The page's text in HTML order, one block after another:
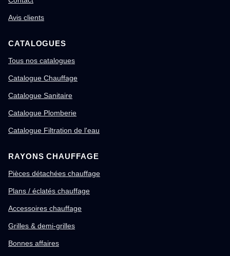
Avis clients
CATALOGUES
Tous nos catalogues
Catalogue Chauffage
Catalogue Sanitaire
Catalogue Plomberie
Catalogue Filtration de l'eau
RAYONS CHAUFFAGE
Pièces détachées chauffage
Plans / éclatés chauffage
Accessoires chauffage
Grilles & demi-grilles
Bonnes affaires